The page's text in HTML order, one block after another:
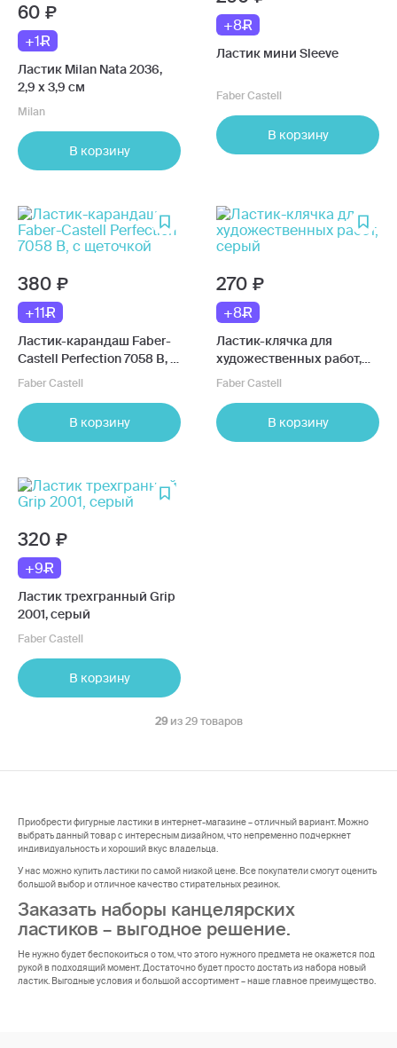
60
+1
Ластик Milan Nata 2036,
2,9 х 3,9 см
Milan
В корзину
+8
Ластик мини Sleeve
Faber Castell
В корзину
380
+11
Ластик-карандаш Faber-
Castell Perfection 7058 В, с
щеточкой
Faber Castell
В корзину
270
+8
Ластик-клячка для
художественных работ,
серый
Faber Castell
В корзину
320
+9
Ластик трехгранный Grip
2001, серый
Faber Castell
В корзину
29 из 29 товаров
Приобрести фигурные ластики в интернет-магазине – отличный вариант. Можно
выбрать данный товар с интересным дизайном, что непременно подчеркнет
индивидуальность и хороший вкус владельца.
У нас можно купить ластики по самой низкой цене. Все покупатели смогут оценить
большой выбор и отличное качество стирательных резинок.
Заказать наборы канцелярских
ластиков – выгодное решение.
Не нужно будет беспокоиться о том, что этого нужного предмета не окажется под
рукой в подходящий момент. Достаточно будет просто достать из набора новый
ластик. Выгодные условия и большой ассортимент – наше главное преимущество.